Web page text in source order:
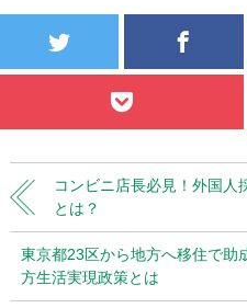
コンビニ店長必見！外国人
とは？
東京都23区から地方へ移住で助
方生活実現政策とは